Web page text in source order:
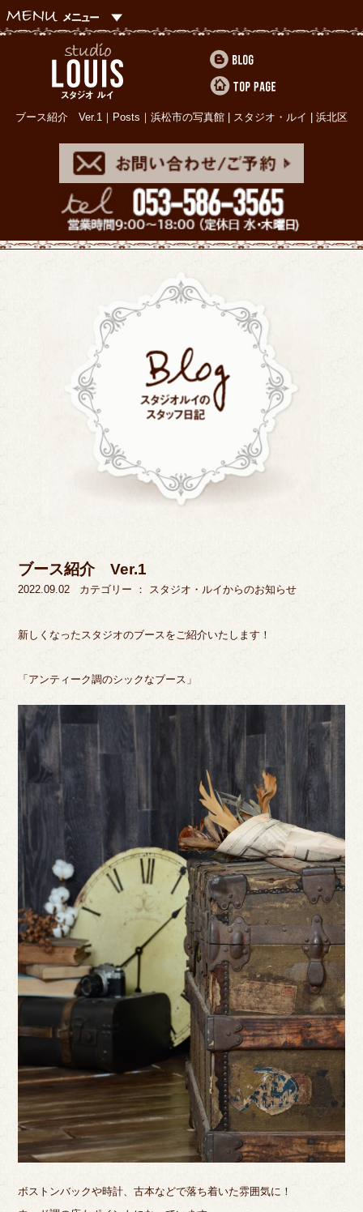
ブース紹介 Ver.1｜Posts｜浜松市の写真館 | スタジオ・ルイ | 浜北区
ブース紹介 Ver.1
2022.09.02 カテゴリー ： スタジオ・ルイからのお知らせ
新しくなったスタジオのブースをご紹介いたします！
「アンティーク調のシックなブース」
ボストンバックや時計、古本などで落ち着いた雰囲気に！